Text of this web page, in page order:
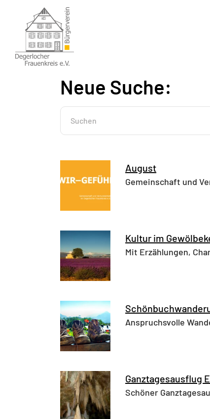
springen
Neue Suche:
Suchen
nach:
August
Gemeinschaft und
Kultur im
Mit Erzählungen,
Anspruchsvolle
Ganztagesausflug
Schöner